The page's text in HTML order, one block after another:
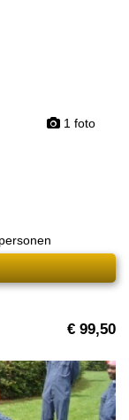
1 foto
€ 99,50